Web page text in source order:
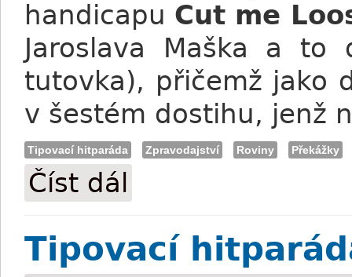
handicapu Cut me
Jaroslava Maška a
tutovka), přičemž jako
v šestém dostihu, jenž
Tipovací hitparáda Zpravodajství Roviny Překážky
Číst dál
Tipovací